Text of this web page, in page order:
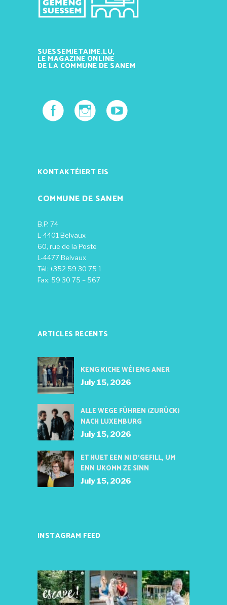
SUESSEMJETAIME.LU,
LE MAGAZINE ONLINE
DE LA COMMUNE DE SANEM
KONTAKTÉIERT EIS
COMMUNE DE SANEM
B.P. 74
L-4401 Belvaux
60, rue de la Poste
L-4477 Belvaux
Tél: +352 59 30 75 1
Fax: 59 30 75 – 567
ARTICLES RECENTS
KENG KICHE WÉI ENG ANER
July 15, 2026
ALLE WEGE FÜHREN (ZURÜCK)
NACH LUXEMBURG
July 15, 2026
ET HUET EEN NI D’GEFILL, UM
ENN UKOMM ZE SINN
July 15, 2026
INSTAGRAM FEED